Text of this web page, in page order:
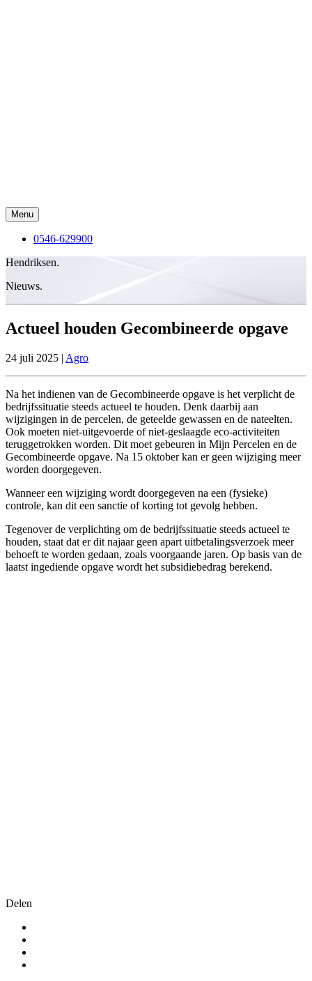
Menu
0546-629900
Hendriksen.
Nieuws.
Actueel houden Gecombineerde opgave
24 juli 2025 | Agro
Na het indienen van de Gecombineerde opgave is het verplicht de
bedrijfssituatie steeds actueel te houden. Denk daarbij aan
wijzigingen in de percelen, de geteelde gewassen en de nateelten.
Ook moeten niet-uitgevoerde of niet-geslaagde eco-activiteiten
teruggetrokken worden. Dit moet gebeuren in Mijn Percelen en de
Gecombineerde opgave. Na 15 oktober kan er geen wijziging meer
worden doorgegeven.
Wanneer een wijziging wordt doorgegeven na een (fysieke)
controle, kan dit een sanctie of korting tot gevolg hebben.
Tegenover de verplichting om de bedrijfssituatie steeds actueel te
houden, staat dat er dit najaar geen apart uitbetalingsverzoek meer
behoeft te worden gedaan, zoals voorgaande jaren. Op basis van de
laatst ingediende opgave wordt het subsidiebedrag berekend.
Delen